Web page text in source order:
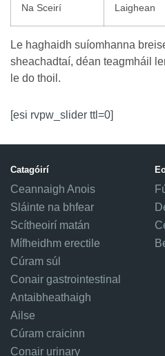
Na Sceirí Laighean
Le haghaidh suíomhanna
sheachadtaí, déan teagmháil
le do thoil.
[esi rvpw_slider ttl=0]
Catagóirí
Ceannaigh Anois
Sláinte na bhfear
Scítheoirí matán
Mífheidhm erectile
Cúram súl
Conair gastrointestinal
Antaibheathaigh
Ailse
Cúram craicinn
Conair urinary